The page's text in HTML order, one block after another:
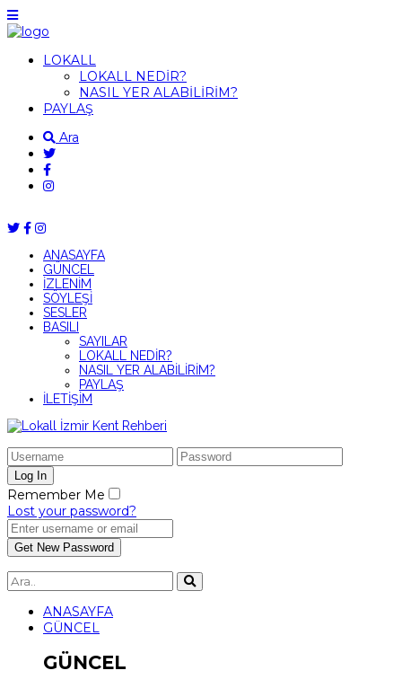
LOKALL
LOKALL NEDİR?
NASIL YER ALABİLİRİM?
PAYLAŞ
Ara
ANASAYFA
GÜNCEL
İZLENİM
SÖYLEŞİ
SESLER
BASILI
SAYILAR
LOKALL NEDİR?
NASIL YER ALABİLİRİM?
PAYLAŞ
İLETİŞİM
Remember Me
Lost your password?
ANASAYFA
GÜNCEL
GÜNCEL